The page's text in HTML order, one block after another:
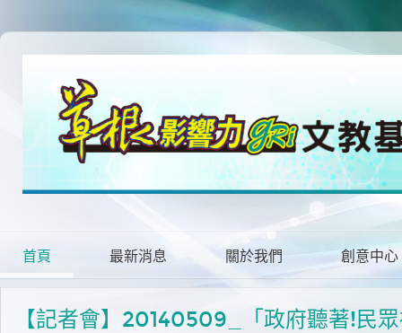
首頁 最新消息 關於我們 創意中心
【記者會】20140509_「政府聽著!民